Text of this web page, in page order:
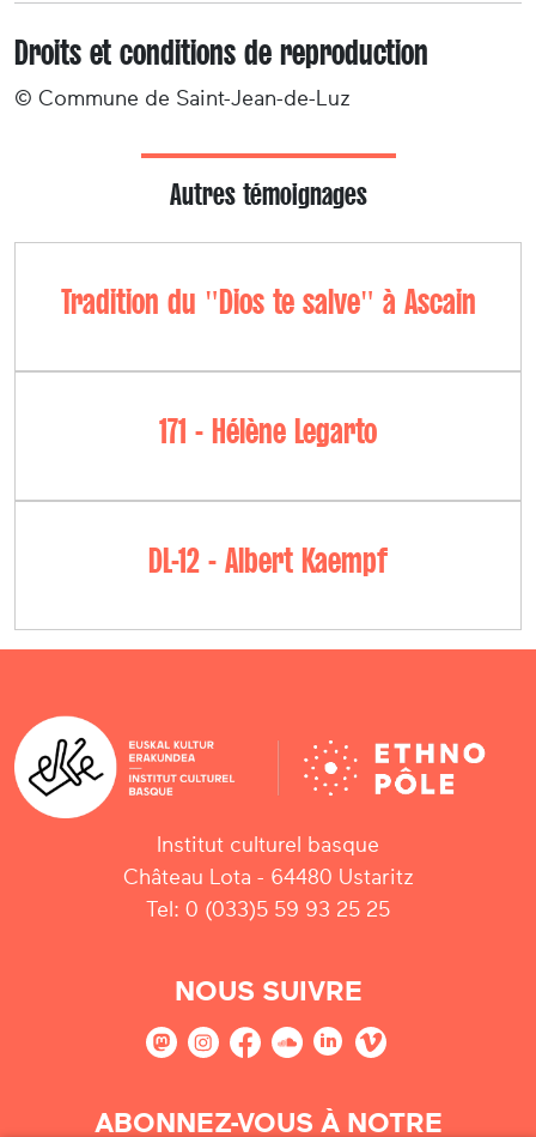
Droits et conditions de reproduction
© Commune de Saint-Jean-de-Luz
Autres témoignages
Tradition du "Dios te salve" à Ascain
171 - Hélène Legarto
DL-12 - Albert Kaempf
Institut culturel basque
Château Lota - 64480 Ustaritz
Tel: 0 (033)5 59 93 25 25
NOUS SUIVRE
ABONNEZ-VOUS À NOTRE